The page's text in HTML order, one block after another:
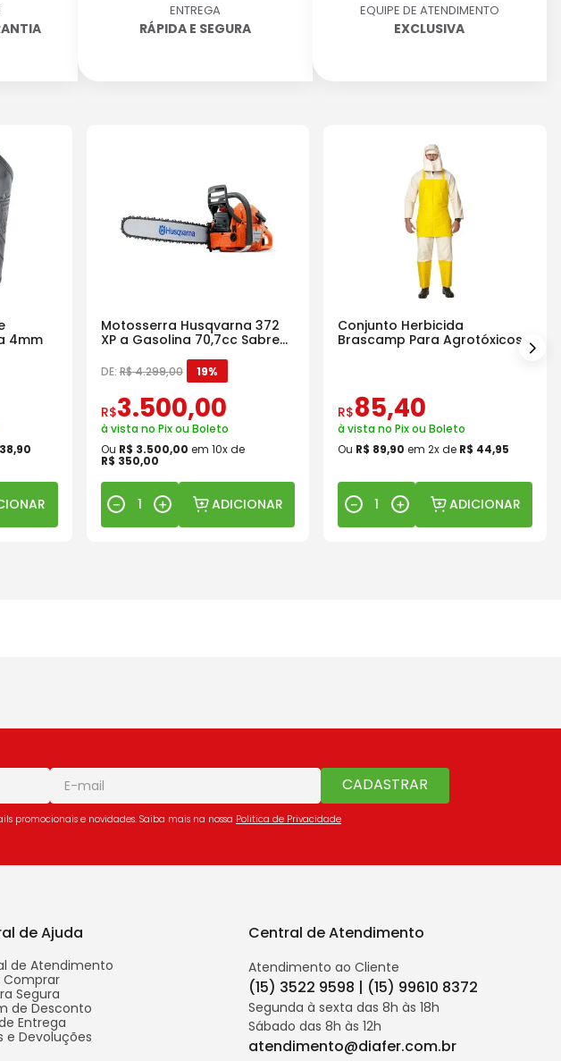
ENTREGA
RÁPIDA E SEGURA
EQUIPE DE ATENDIMENTO
EXCLUSIVA
4mm
38,90
Motosserra Husqvarna 372
XP a Gasolina 70,7cc Sabre
DE:R$4.299,00 19%
R$3.500,00
à vista no Pix ou Boleto
Ou R$ 3.500,00 em 10x de
R$ 350,00
＋
－ ADICIONAR
Conjunto Herbicida
Brascamp Para Agrotóxicos
R$85,40
à vista no Pix ou Boleto
Ou R$ 89,90 em2x de R$ 44,95
＋
－ ADICIONAR
CADASTRAR
promocionais e novidades. Saiba mais na nossa Politica de Privacidade
de Ajuda
de Atendimento
Segura
de Desconto
Entrega
e Devoluções
Central de Atendimento
Atendimento ao Cliente
(15) 3522 9598 | (15) 99610 8372
Segunda à sexta das 8h às 18h
Sábado das 8h às 12h
atendimento@diafer.com.br